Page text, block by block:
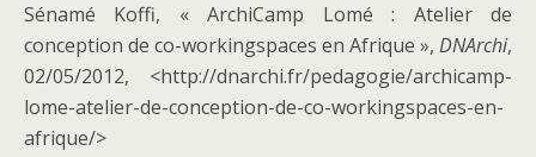
Sénamé Koffi, « ArchiCamp Lomé : Atelier de
conception de co-workingspaces en Afrique », DNArchi,
02/05/2012, <http://dnarchi.fr/pedagogie/archicamp-
lome-atelier-de-conception-de-co-workingspaces-en-
afrique/>